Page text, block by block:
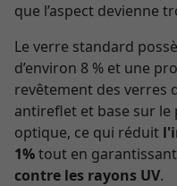
que l’aspect devienne
Le verre standard
d’environ 8 % et une
revêtement des verres
antireflet et base sur le
optique, ce qui réduit
1%tout en
contre les rayons UV.